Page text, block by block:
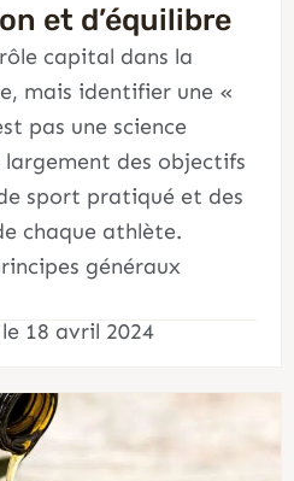
et d’équilibre
capital dans la
mais identifier une «
pas une science
des objectifs
sport pratiqué et des
chaque athlète.
généraux
18 avril 2024